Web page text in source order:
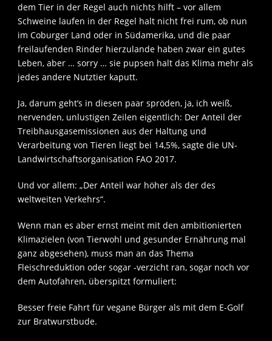
dem Tier in der Regel auch nichts hilft – vor allem
Schweine laufen in der Regel halt nicht frei rum, ob nun
im Coburger Land oder in Südamerika, und die paar
freilaufenden Rinder hierzulande haben zwar ein gutes
Leben, aber … sorry … sie pupsen halt das Klima mehr als
jedes andere Nutztier kaputt.
Ja, darum geht’s in diesen paar spröden, ja, ich weiß,
nervenden, unlustigen Zeilen eigentlich: Der Anteil der
Treibhausgasemissionen aus der Haltung und
Verarbeitung von Tieren liegt bei 14,5%, sagte die UN-
Landwirtschaftsorganisation FAO 2017.
Und vor allem: „Der Anteil war höher als der des
weltweiten Verkehrs“.
Wenn man es aber ernst meint mit den ambitionierten
Klimazielen (von Tierwohl und gesunder Ernährung mal
ganz abgesehen), muss man an das Thema
Fleischreduktion oder sogar -verzicht ran, sogar noch vor
dem Autofahren, überspitzt formuliert:
Besser freie Fahrt für vegane Bürger als mit dem E-Golf
zur Bratwurstbude.